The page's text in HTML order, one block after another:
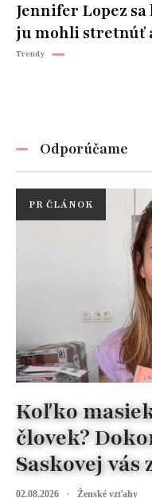
Jennifer Lopez
ju mohli stretnúť
Trendy
Odporúčame
PR ČLÁNOK
Koľko
človek?
Saskovej vás
02.08.2026 Ženské vzťahy